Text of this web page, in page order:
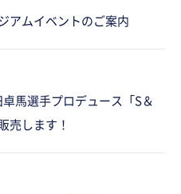
アムイベントのご案内
選手プロデュース「S＆
売します！